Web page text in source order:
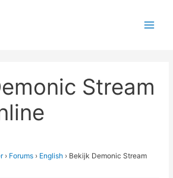
Stream
› Forums › English › Bekijk Demonic Stream